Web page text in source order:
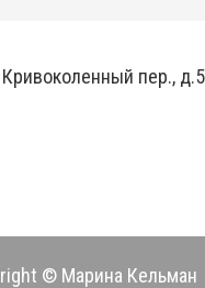
пер.,
© Марина Кельман